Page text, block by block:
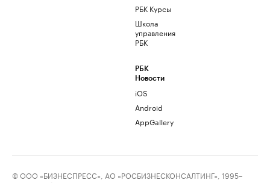
РБК Курсы
Школа
управления
РБК
РБК
Новости
iOS
Android
AppGallery
© ООО «БИЗНЕСПРЕСС», АО «РОСБИЗНЕСКОНСАЛТИНГ», 1995–